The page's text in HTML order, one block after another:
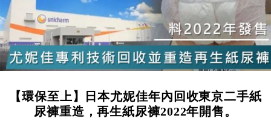
15:11
財經｜韓股反覆波動收跌 連挫7周創逾3年最長跌勢
13:44
財經｜內地7月美元計價出口增近24%勝預期 貿易順
差達1125億美元
12:44
財經｜日本春季三度入市撐日圓 4月單日斥6.28萬億
11:12
國際｜特朗普料美伊戰事快結束 承認部分彈藥庫存緊
張
【環保至上】日本尤妮佳年內回收東京二手紙
尿褲重造，再生紙尿褲2022年開售。